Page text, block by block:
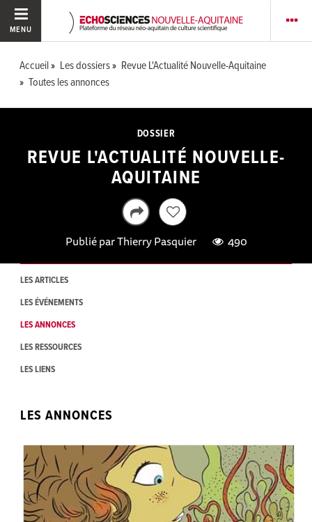
MENU
Accueil Les dossiers
Revue L'Actualité Nouvelle-Aquitaine
Toutes les annonces
DOSSIER
REVUE L'ACTUALITÉ NOUVELLE-
AQUITAINE
Publié parThierry Pasquier 490
LES ARTICLES
LES ÉVÉNEMENTS
LES ANNONCES
LES RESSOURCES
LES LIENS
LES ANNONCES